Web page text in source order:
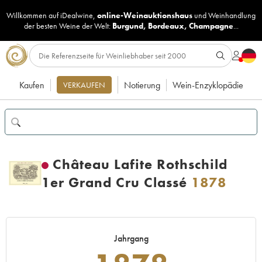
Willkommen auf iDealwine, online-Weinauktionshaus undWeinhandlung
der besten Weine der Welt: Burgund, Bordeaux, Champagne...
Kaufen VERKAUFEN Notierung Wein-Enzyklopädie
Château Lafite Rothschild
1er Grand Cru Classé 1878
Jahrgang